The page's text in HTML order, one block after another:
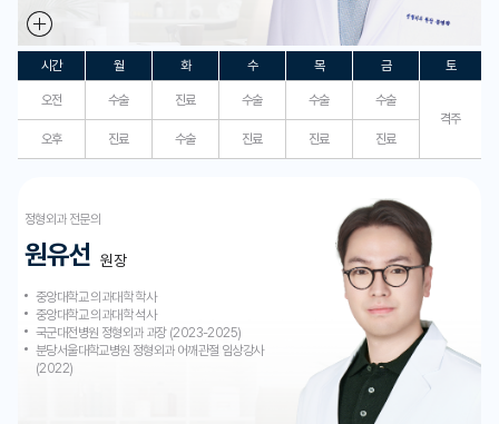
시간 월 화 수 목 금 토
오전 수술 진료 수술 수술
수술
격주
오후
진료 수술 진료 진료 진료
정형외과 전문의
원유선 원장
중앙대학교 의과대학 학사
중앙대학교 의과대학 석사
국군대전병원 정형외과 과장 (2023-2025)
분당서울대학교병원 정형외과 어깨관절 임상강사
(2022)